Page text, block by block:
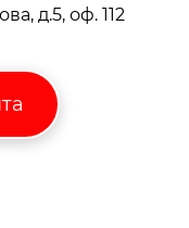
д.5, оф. 112